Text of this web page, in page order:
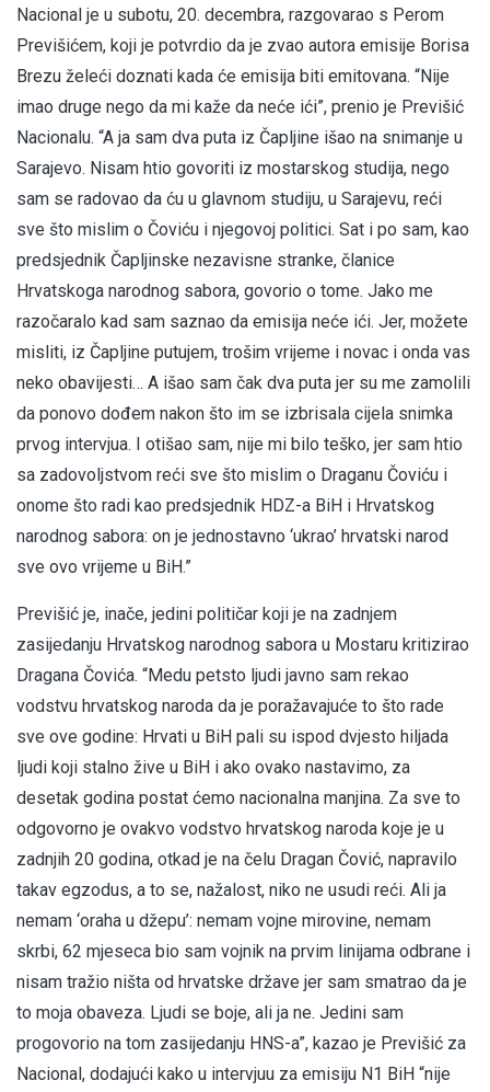
Nacional je u subotu, 20. decembra, razgovarao s Perom
Previšićem, koji je potvrdio da je zvao autora emisije Borisa
Brezu želeći doznati kada će emisija biti emitovana. “Nije
imao druge nego da mi kaže da neće ići”, prenio je Previšić
Nacionalu. “A ja sam dva puta iz Čapljine išao na snimanje u
Sarajevo. Nisam htio govoriti iz mostarskog studija, nego
sam se radovao da ću u glavnom studiju, u Sarajevu, reći
sve što mislim o Čoviću i njegovoj politici. Sat i po sam, kao
predsjednik Čapljinske nezavisne stranke, članice
Hrvatskoga narodnog sabora, govorio o tome. Jako me
razočaralo kad sam saznao da emisija neće ići. Jer, možete
misliti, iz Čapljine putujem, trošim vrijeme i novac i onda vas
neko obavijesti… A išao sam čak dva puta jer su me zamolili
da ponovo dođem nakon što im se izbrisala cijela snimka
prvog intervjua. I otišao sam, nije mi bilo teško, jer sam htio
sa zadovoljstvom reći sve što mislim o Draganu Čoviću i
onome što radi kao predsjednik HDZ-a BiH i Hrvatskog
narodnog sabora: on je jednostavno ‘ukrao’ hrvatski narod
sve ovo vrijeme u BiH.”
Previšić je, inače, jedini političar koji je na zadnjem
zasijedanju Hrvatskog narodnog sabora u Mostaru kritizirao
Dragana Čovića. “Medu petsto ljudi javno sam rekao
vodstvu hrvatskog naroda da je poražavajuće to što rade
sve ove godine: Hrvati u BiH pali su ispod dvjesto hiljada
ljudi koji stalno žive u BiH i ako ovako nastavimo, za
desetak godina postat ćemo nacionalna manjina. Za sve to
odgovorno je ovakvo vodstvo hrvatskog naroda koje je u
zadnjih 20 godina, otkad je na čelu Dragan Čović, napravilo
takav egzodus, a to se, nažalost, niko ne usudi reći. Ali ja
nemam ‘oraha u džepu’: nemam vojne mirovine, nemam
skrbi, 62 mjeseca bio sam vojnik na prvim linijama odbrane i
nisam tražio ništa od hrvatske države jer sam smatrao da je
to moja obaveza. Ljudi se boje, ali ja ne. Jedini sam
progovorio na tom zasijedanju HNS-a”, kazao je Previšić za
Nacional, dodajući kako u intervjuu za emisiju N1 BiH “nije